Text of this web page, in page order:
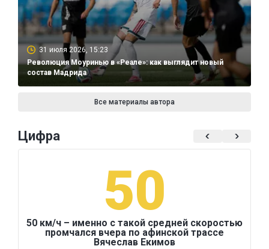
31 июля 2026, 15:23
Революция Моуринью в «Реале»: как выглядит новый
состав Мадрида
Все материалы автора
Цифра
50
50 км/ч – именно с такой средней скоростью
промчался вчера по афинской трассе
Вячеслав Екимов